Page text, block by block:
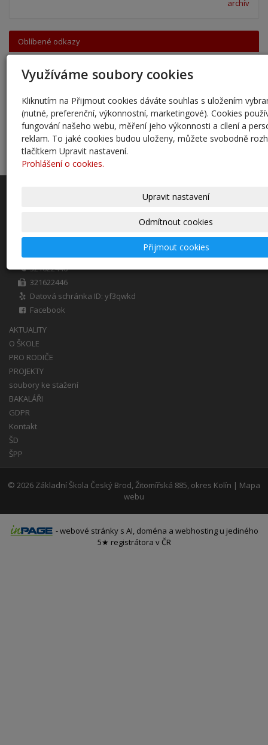
archív
Oblíbené odkazy
Naše škola - Facebook
BAKALÁŘI
školní družina
školní klub
školní jídelna
PROHLÁŠENÍ O PŘÍSTUPNOSTI
Pedagogicko-psychologická poradna
Základní Škola Český Brod, Žitomířská 885, okres Kolín
321622446
321622446
Datová schránka ID: yf3qwkd
Facebook
AKTUALITY
O ŠKOLE
PRO RODIČE
PROJEKTY
soubory ke stažení
BAKALÁŘI
GDPR
Kontakt
ŠD
ŠPP
© 2026 Základní Škola Český Brod, Žitomířská 885, okres Kolín | Mapa
webu
-webové stránky s AI, doména a webhosting u jediného
5★ registrátora v ČR
Využíváme soubory cookies
Kliknutím na Přijmout cookies dáváte souhlas s uložením
(nutné, preferenční, výkonnostní, marketingové). Cookies
fungování našeho webu, měření jeho výkonnosti a cílení a
reklam. To jaké cookies budou uloženy, můžete svobodně
tlačítkem Upravit nastavení.
Prohlášení o cookies.
Upravit nastavení
Odmítnout cookies
Přijmout cookies